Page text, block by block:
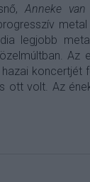
Anneke van
legjobb
Az
koncertjét
ott volt. Az